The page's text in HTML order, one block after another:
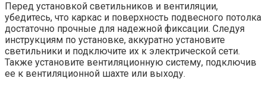
Перед установкой светильников и вентиляции,
убедитесь, что каркас и поверхность подвесного потолка
достаточно прочные для надежной фиксации.​ Следуя
инструкциям по установке, аккуратно установите
светильники и подключите их к электрической сети.
Также установите вентиляционную систему, подключив
ее к вентиляционной шахте или выходу.​